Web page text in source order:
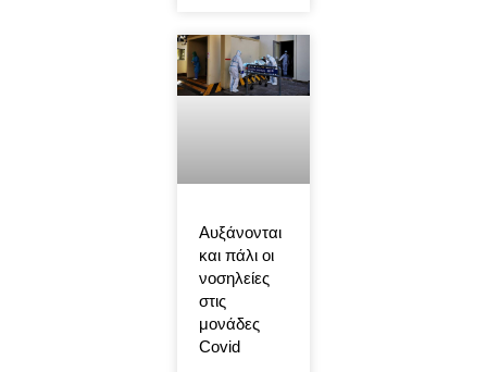
Αυξάνονται
και πάλι οι
νοσηλείες
στις
μονάδες
Covid